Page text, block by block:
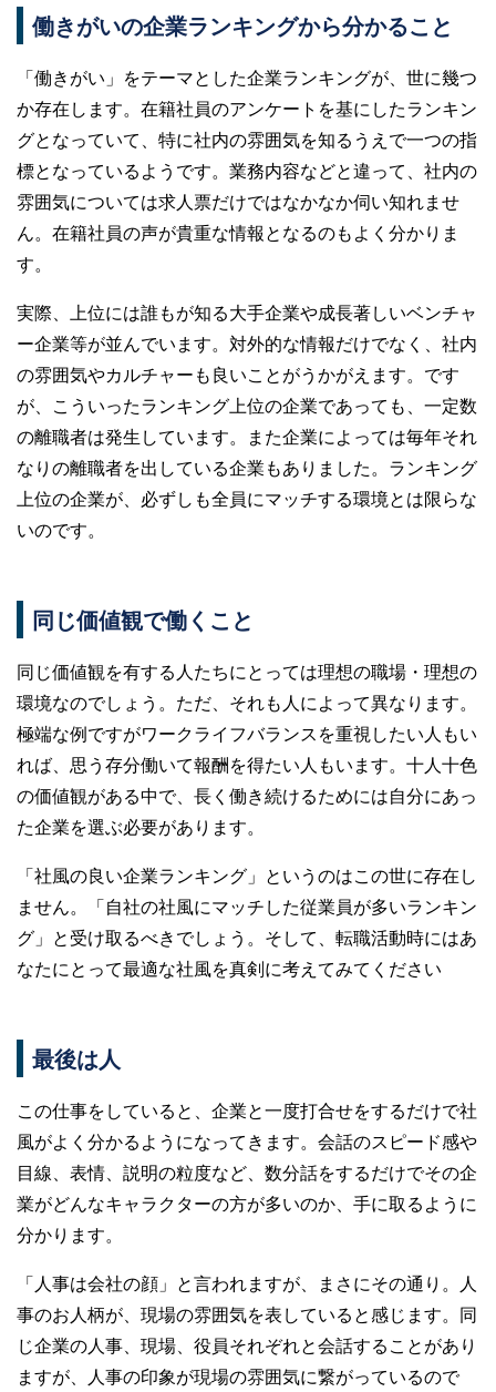
働きがいの企業ランキングから分かること
「働きがい」をテーマとした企業ランキングが、世に幾つ
か存在します。在籍社員のアンケートを基にしたランキン
グとなっていて、特に社内の雰囲気を知るうえで一つの指
標となっているようです。業務内容などと違って、社内の
雰囲気については求人票だけではなかなか伺い知れませ
ん。在籍社員の声が貴重な情報となるのもよく分かりま
す。
実際、上位には誰もが知る大手企業や成長著しいベンチャ
ー企業等が並んでいます。対外的な情報だけでなく、社内
の雰囲気やカルチャーも良いことがうかがえます。です
が、こういったランキング上位の企業であっても、一定数
の離職者は発生しています。また企業によっては毎年それ
なりの離職者を出している企業もありました。ランキング
上位の企業が、必ずしも全員にマッチする環境とは限らな
いのです。
同じ価値観で働くこと
同じ価値観を有する人たちにとっては理想の職場・理想の
環境なのでしょう。ただ、それも人によって異なります。
極端な例ですがワークライフバランスを重視したい人もい
れば、思う存分働いて報酬を得たい人もいます。十人十色
の価値観がある中で、長く働き続けるためには自分にあっ
た企業を選ぶ必要があります。
「社風の良い企業ランキング」というのはこの世に存在し
ません。「自社の社風にマッチした従業員が多いランキン
グ」と受け取るべきでしょう。そして、転職活動時にはあ
なたにとって最適な社風を真剣に考えてみてください
最後は人
この仕事をしていると、企業と一度打合せをするだけで社
風がよく分かるようになってきます。会話のスピード感や
目線、表情、説明の粒度など、数分話をするだけでその企
業がどんなキャラクターの方が多いのか、手に取るように
分かります。
「人事は会社の顔」と言われますが、まさにその通り。人
事のお人柄が、現場の雰囲気を表していると感じます。同
じ企業の人事、現場、役員それぞれと会話することがあり
ますが、人事の印象が現場の雰囲気に繋がっているので